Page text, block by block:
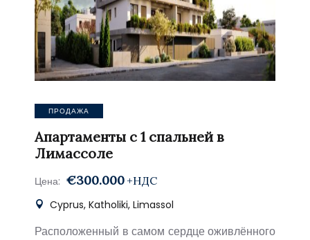
ПРОДАЖА
Апартаменты с 1 спальней в
Лимассоле
Цена: €300.000 +НДС
Cyprus, Katholiki, Limassol
Расположенный в самом сердце оживлённого